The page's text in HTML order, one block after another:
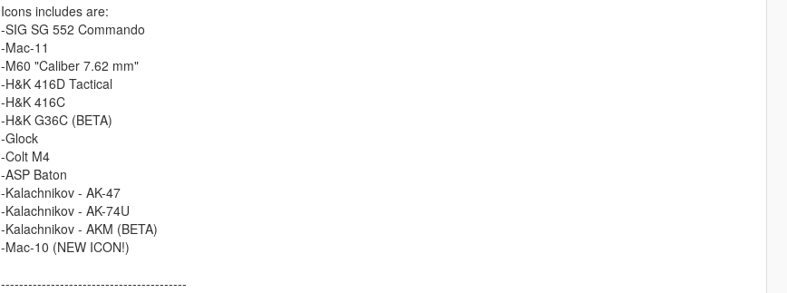
Icons includes are:
-SIG SG 552 Commando
-Mac-11
-M60 "Caliber 7.62 mm"
-H&K 416D Tactical
-H&K 416C
-H&K G36C (BETA)
-Glock
-Colt M4
-ASP Baton
-Kalachnikov - AK-47
-Kalachnikov - AK-74U
-Kalachnikov - AKM (BETA)
-Mac-10 (NEW ICON!)
-----------------------------------------